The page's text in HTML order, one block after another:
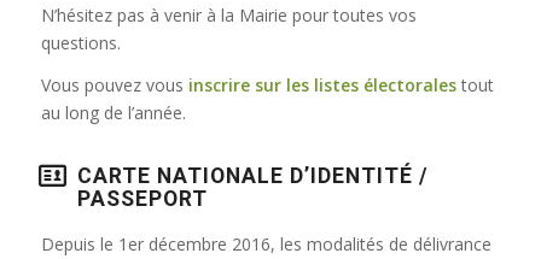
N’hésitez pas à venir à la Mairie pour toutes vos
questions.
Vous pouvez vous inscrire sur les listes électoralestout
au long de l’année.
CARTE NATIONALE D’IDENTITÉ /
PASSEPORT
Depuis le 1er décembre 2016, les modalités de délivrance